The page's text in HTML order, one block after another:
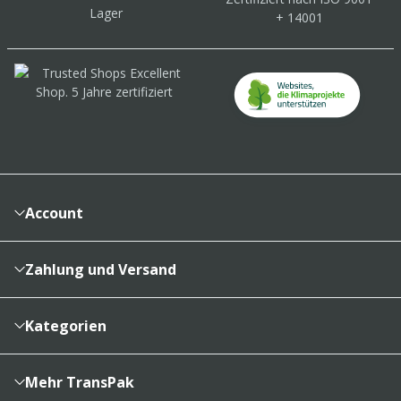
Lager
+ 14001
Account
Konto
Merkzettel
Sendungsverfolgung
Zahlung und Versand
Vertragsabschluss
Lieferinformationen
Zahlungsarten
Kategorien
Kartons & Schachteln
Füllen, Polstern, Schützen
Mehr TransPak